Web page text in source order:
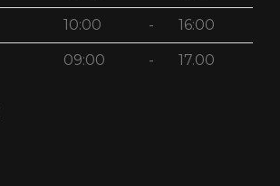
10:00 - 16:00
09:00 - 17.00